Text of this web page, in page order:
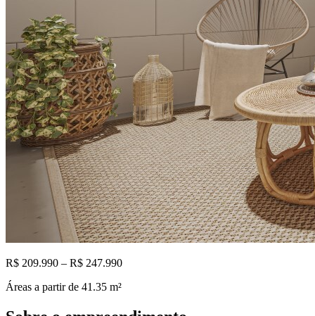
R$ 209.990 – R$ 247.990
Áreas a partir de 41.35 m²